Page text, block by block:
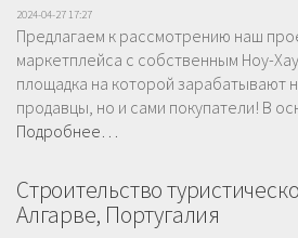
2024-04-27 17:27
Предлагаем к рассмотрению наш
маркетплейса с собственным Ноу-
площадка на которой зарабатывают
продавцы, но и сами покупатели! В
Подробнее…
Строительство
Алгарве, Португалия